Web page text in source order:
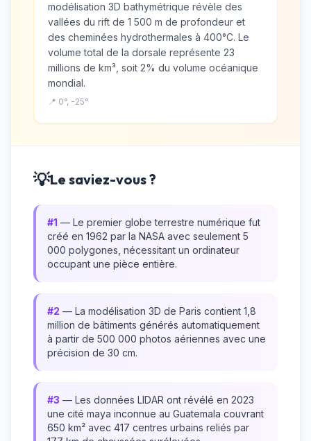
modélisation 3D bathymétrique révèle des
vallées du rift de 1 500 m de profondeur et
des cheminées hydrothermales à 400°C. Le
volume total de la dorsale représente 23
millions de km³, soit 2% du volume océanique
mondial.
📍 0°, -25°
💡Le saviez-vous ?
#1 — Le premier globe terrestre numérique fut
créé en 1962 par la NASA avec seulement 5
000 polygones, nécessitant un ordinateur
occupant une pièce entière.
#2 — La modélisation 3D de Paris contient 1,8
million de bâtiments générés automatiquement
à partir de 500 000 photos aériennes avec une
précision de 30 cm.
#3 — Les données LIDAR ont révélé en 2023
une cité maya inconnue au Guatemala couvrant
650 km² avec 417 centres urbains reliés par